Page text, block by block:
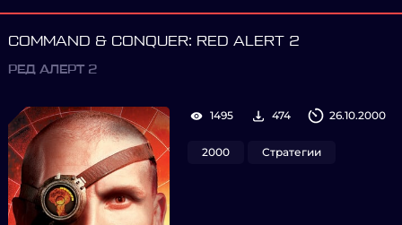
COMMAND & CONQUER: RED ALERT 2
РЕД АЛЕРТ 2
1495 474 26.10.2000
2000 Стратегии